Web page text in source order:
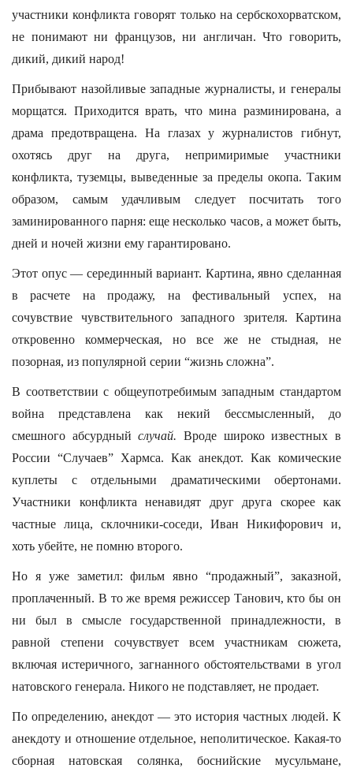
участники конфликта говорят только на сербскохорватском,
не понимают ни французов, ни англичан. Что говорить,
дикий, дикий народ!
Прибывают назойливые западные журналисты, и генералы
морщатся. Приходится врать, что мина разминирована, а
драма предотвращена. На глазах у журналистов гибнут,
охотясь друг на друга, непримиримые участники
конфликта, туземцы, выведенные за пределы окопа. Таким
образом, самым удачливым следует посчитать того
заминированного парня: еще несколько часов, а может быть,
дней и ночей жизни ему гарантировано.
Этот опус — серединный вариант. Картина, явно сделанная
в расчете на продажу, на фестивальный успех, на
сочувствие чувствительного западного зрителя. Картина
откровенно коммерческая, но все же не стыдная, не
позорная, из популярной серии “жизнь сложна”.
В соответствии с общеупотребимым западным стандартом
война представлена как некий бессмысленный, до
смешного абсурдныйслучай. Вроде широко известных в
России “Случаев” Хармса. Как анекдот. Как комические
куплеты с отдельными драматическими обертонами.
Участники конфликта ненавидят друг друга скорее как
частные лица, склочники-соседи, Иван Никифорович и,
хоть убейте, не помню второго.
Но я уже заметил: фильм явно “продажный”, заказной,
проплаченный. В то же время режиссер Танович, кто бы он
ни был в смысле государственной принадлежности, в
равной степени сочувствует всем участникам сюжета,
включая истеричного, загнанного обстоятельствами в угол
натовского генерала. Никого не подставляет, не продает.
По определению, анекдот — это история частных людей. К
анекдоту и отношение отдельное, неполитическое. Какая-то
сборная натовская солянка, боснийские мусульмане,